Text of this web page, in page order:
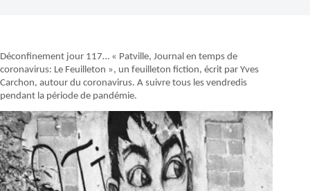
Déconfinement jour 117… « Patville, Journal en temps de
coronavirus: Le Feuilleton », un feuilleton fiction, écrit par Yves
Carchon, autour du coronavirus. A suivre tous les vendredis
pendant la période de pandémie.